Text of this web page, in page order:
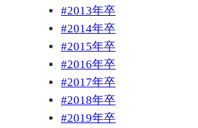
#2013年卒
#2014年卒
#2015年卒
#2016年卒
#2017年卒
#2018年卒
#2019年卒